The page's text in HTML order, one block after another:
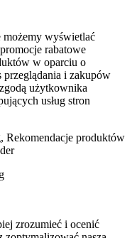
możemy wyświetlać
rabatowe
w oparciu o
i zakupów
użytkownika
usług stron
Rekomendacje produktów
zrozumieć i ocenić